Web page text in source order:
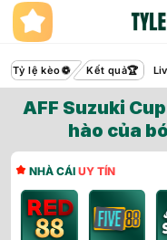
Bỏ
qua
dungTỷ lệ kèo Kết quả
AFF Suzuki
hào của
NHÀ CÁI UY TÍN